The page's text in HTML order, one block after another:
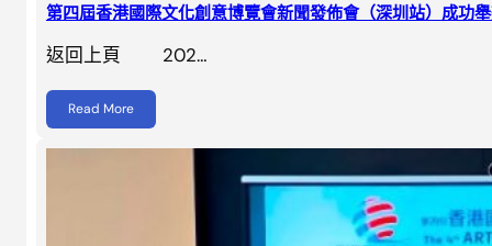
第四屆香港國際文化創意博覽會新聞發佈會（深圳站）成功
返回上頁 202…
Read More